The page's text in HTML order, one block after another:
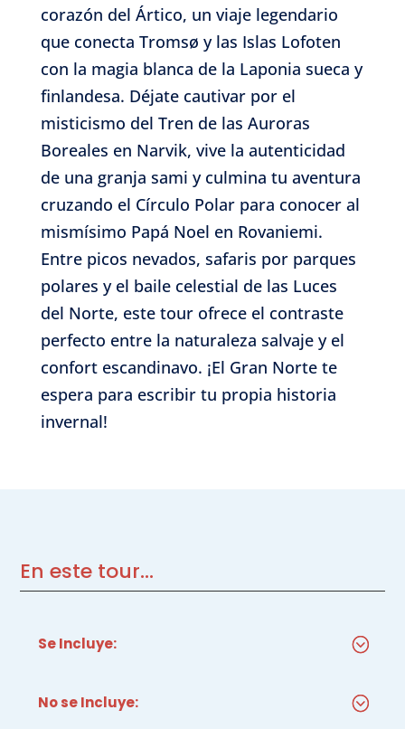
corazón del Ártico, un viaje legendario
que conecta Tromsø y las Islas Lofoten
con la magia blanca de la Laponia sueca y
finlandesa. Déjate cautivar por el
misticismo del Tren de las Auroras
Boreales en Narvik, vive la autenticidad
de una granja sami y culmina tu aventura
cruzando el Círculo Polar para conocer al
mismísimo Papá Noel en Rovaniemi.
Entre picos nevados, safaris por parques
polares y el baile celestial de las Luces
del Norte, este tour ofrece el contraste
perfecto entre la naturaleza salvaje y el
confort escandinavo. ¡El Gran Norte te
espera para escribir tu propia historia
invernal!
En este tour...
Se Incluye:
No se Incluye: